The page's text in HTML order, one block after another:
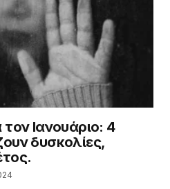
τον Ιανουάριο: 4
δυσκολίες,